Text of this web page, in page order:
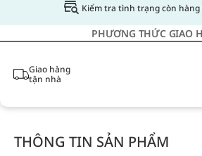
Kiểm tra tình trạng còn
PHƯƠNG THỨC GIAO
Giao hàng
tận nhà
THÔNG TIN SẢN PHẨM